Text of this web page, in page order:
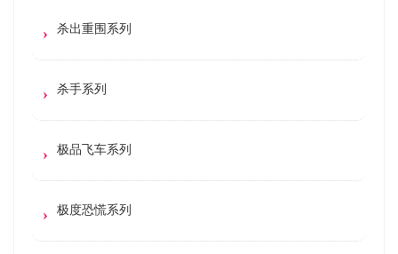
杀出重围系列
杀手系列
极品飞车系列
极度恐慌系列